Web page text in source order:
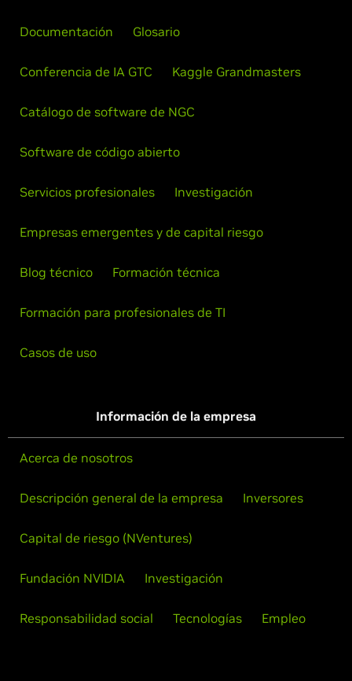
Documentación Glosario
Conferencia de IA GTC Kaggle Grandmasters
Catálogo de software de NGC
Software de código abierto
Servicios profesionales Investigación
Empresas emergentes y de capital riesgo
Blog técnico Formación técnica
Formación para profesionales de TI
Casos de uso
Información de la empresa
Acerca de nosotros
Descripción general de la empresa Inversores
Capital de riesgo (NVentures)
Fundación NVIDIA Investigación
Responsabilidad social Tecnologías Empleo